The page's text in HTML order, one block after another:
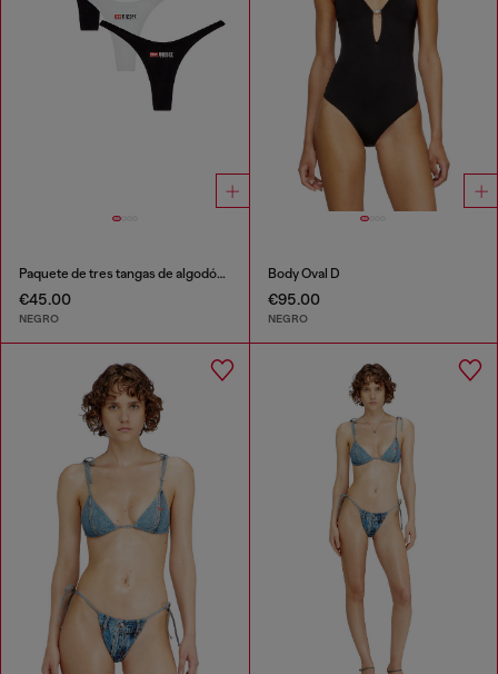
Paquete de tres tangas de algodón elástico con logo
€45.00
NEGRO
Body Oval D
€95.00
NEGRO